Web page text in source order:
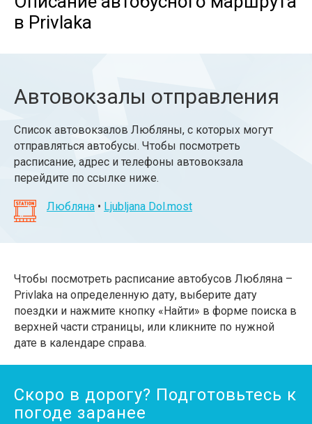
в Privlaka
Автовокзалы отправления
Список автовокзалов Любляны, с которых могут
отправляться автобусы. Чтобы посмотреть
расписание, адрес и телефоны автовокзала
перейдите по ссылке ниже.
Любляна • Ljubljana Dol.most
Чтобы посмотреть расписание автобусов Любляна –
Privlaka на определенную дату, выберите дату
поездки и нажмите кнопку «Найти» в форме поиска в
верхней части страницы, или кликните по нужной
дате в календаре справа.
Скоро в дорогу? Подготовьтесь к
погоде заранее